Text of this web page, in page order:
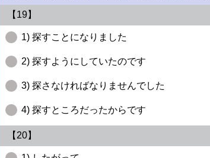
【19】
1) 探すことになりました
2) 探すようにしていたのです
3) 探さなければなりませんでした
4) 探すところだったからです
【20】